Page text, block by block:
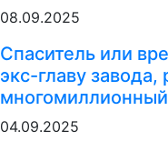
08.09.2025
Спаситель или
экс-главу завода,
многомиллионный
04.09.2025